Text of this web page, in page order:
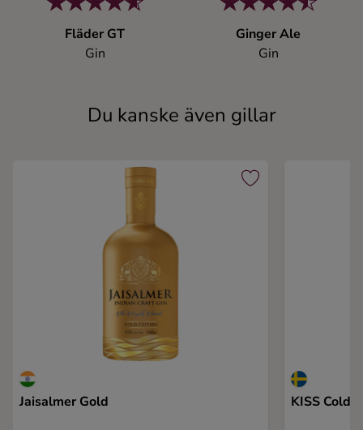
Fläder GT
Gin
Ginger Ale
Gin
Du kanske även gillar
Jaisalmer Gold KISS Cold